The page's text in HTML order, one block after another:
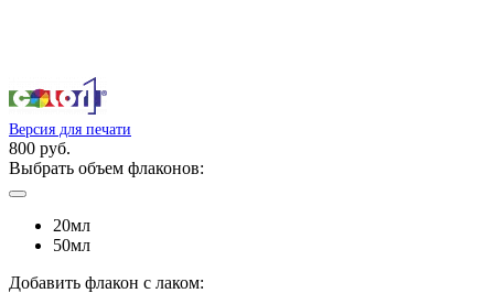
Версия для печати
800 руб.
Выбрать объем флаконов:
20мл
50мл
Добавить флакон с лаком: